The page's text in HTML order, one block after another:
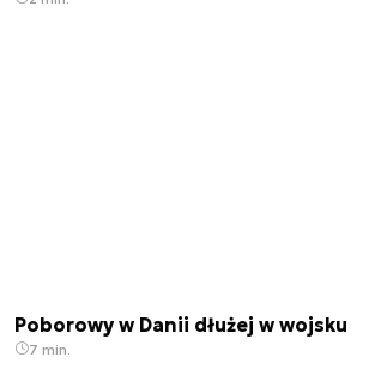
Poborowy w Danii dłużej w wojsku
7 min.